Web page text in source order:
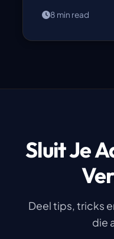
8 min read
Sluit Je
Deel tips, tricks
die